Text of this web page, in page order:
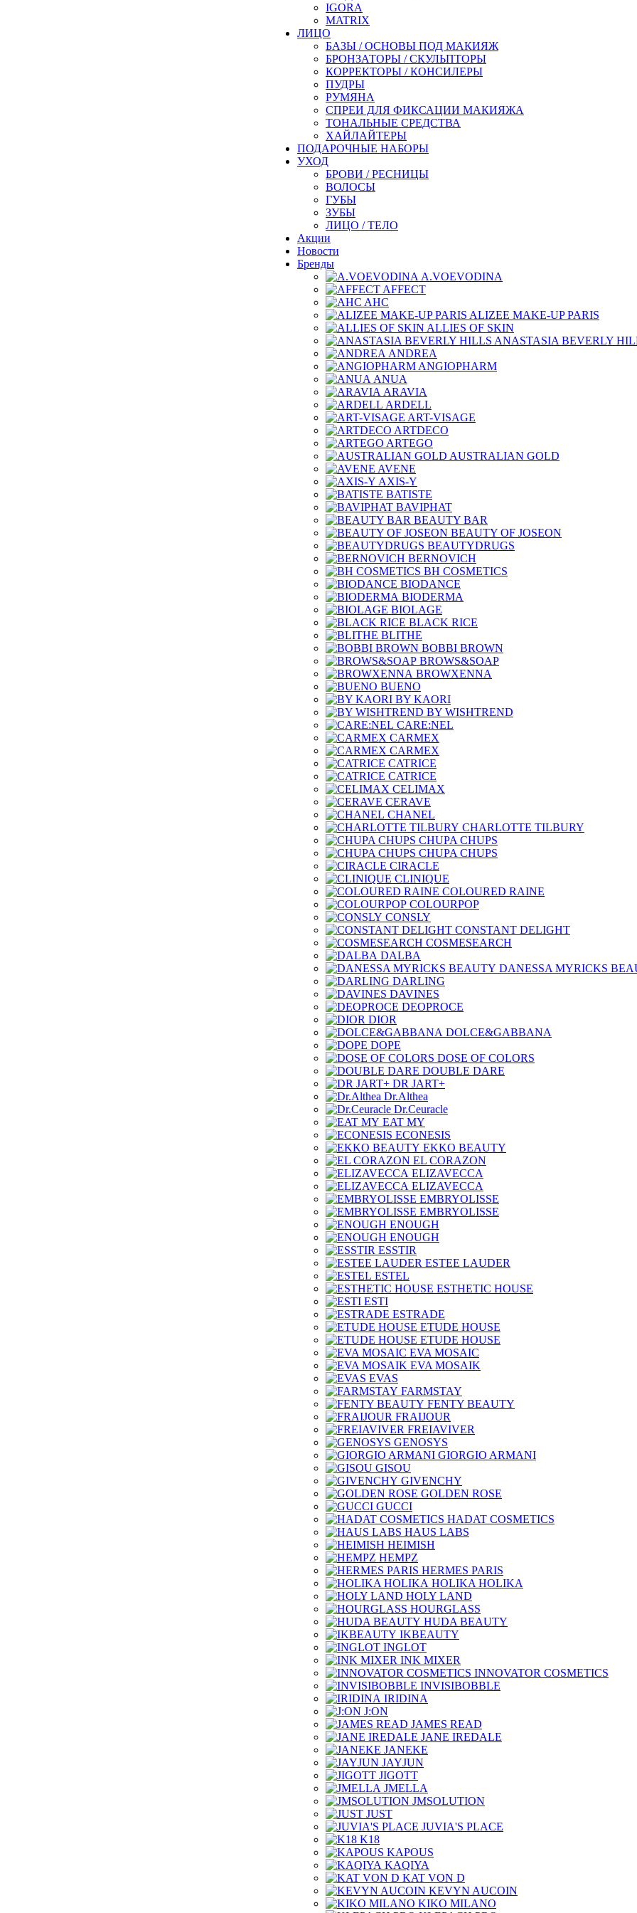
IGORA
MATRIX
ЛИЦО
БАЗЫ / ОСНОВЫ ПОД МАКИЯЖ
БРОНЗАТОРЫ / СКУЛЬПТОРЫ
КОРРЕКТОРЫ / КОНСИЛЕРЫ
ПУДРЫ
РУМЯНА
СПРЕИ ДЛЯ ФИКСАЦИИ МАКИЯЖА
ТОНАЛЬНЫЕ СРЕДСТВА
ХАЙЛАЙТЕРЫ
ПОДАРОЧНЫЕ НАБОРЫ
УХОД
БРОВИ / РЕСНИЦЫ
ВОЛОСЫ
ГУБЫ
ЗУБЫ
ЛИЦО / ТЕЛО
Акции
Новости
Бренды
A.VOEVODINA
AFFECT
AHC
ALIZEE MAKE-UP PARIS
ALLIES OF SKIN
ANASTASIA BEVERLY
ANDREA
ANGIOPHARM
ANUA
ARAVIA
ARDELL
ART-VISAGE
ARTDECO
ARTEGO
AUSTRALIAN GOLD
AVENE
AXIS-Y
BATISTE
BAVIPHAT
BEAUTY BAR
BEAUTY OF JOSEON
BEAUTYDRUGS
BERNOVICH
BH COSMETICS
BIODANCE
BIODERMA
BIOLAGE
BLACK RICE
BLITHE
BOBBI BROWN
BROWS&SOAP
BROWXENNA
BUENO
BY KAORI
BY WISHTREND
CARE:NEL
CARMEX
CARMEX
CATRICE
CATRICE
CELIMAX
CERAVE
CHANEL
CHARLOTTE TILBURY
CHUPA CHUPS
CHUPA CHUPS
CIRACLE
CLINIQUE
COLOURED RAINE
COLOURPOP
CONSLY
CONSTANT DELIGHT
COSMESEARCH
DALBA
DANESSA MYRICKS
DARLING
DAVINES
DEOPROCE
DIOR
DOLCE&GABBANA
DOPE
DOSE OF COLORS
DOUBLE DARE
DR JART+
Dr.Althea
Dr.Ceuracle
EAT MY
ECONESIS
EKKO BEAUTY
EL CORAZON
ELIZAVECCA
ELIZAVECCA
EMBRYOLISSE
EMBRYOLISSE
ENOUGH
ENOUGH
ESSTIR
ESTEE LAUDER
ESTEL
ESTHETIC HOUSE
ESTI
ESTRADE
ETUDE HOUSE
ETUDE HOUSE
EVA MOSAIC
EVA MOSAIK
EVAS
FARMSTAY
FENTY BEAUTY
FRAIJOUR
FREIAVIVER
GENOSYS
GIORGIO ARMANI
GISOU
GIVENCHY
GOLDEN ROSE
GUCCI
HADAT COSMETICS
HAUS LABS
HEIMISH
HEMPZ
HERMES PARIS
HOLIKA HOLIKA
HOLY LAND
HOURGLASS
HUDA BEAUTY
IKBEAUTY
INGLOT
INK MIXER
INNOVATOR COSMETICS
INVISIBOBBLE
IRIDINA
J:ON
JAMES READ
JANE IREDALE
JANEKE
JAYJUN
JIGOTT
JMELLA
JMSOLUTION
JUST
JUVIA'S PLACE
K18
KAPOUS
KAQIYA
KAT VON D
KEVYN AUCOIN
KIKO MILANO